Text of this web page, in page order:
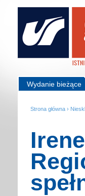
Wydanie bieżące
Strona główna ›